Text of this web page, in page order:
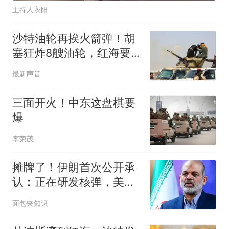
主持人衣阳
沙特油轮再挨火箭弹！胡
塞狂炸8艘油轮，红海要
变死海？
最新声音
三面开火！中东这盘棋要
爆
李荣茂
摊牌了！伊朗首次公开承
认：正在研发核弹，美以
弃核伊朗才会弃核
面包夹知识